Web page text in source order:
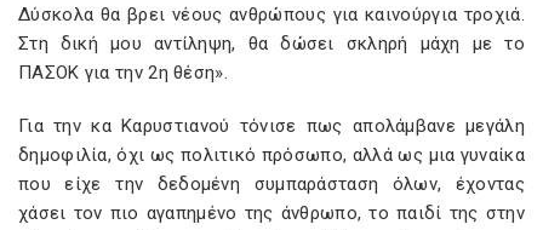
Δύσκολα θα βρει νέους ανθρώπους για καινούργια τροχιά.
Στη δική μου αντίληψη, θα δώσει σκληρή μάχη με το
ΠΑΣΟΚ για την 2η θέση».
Για την κα Καρυστιανού τόνισε πως απολάμβανε μεγάλη
δημοφιλία, όχι ως πολιτικό πρόσωπο, αλλά ως μια γυναίκα
που είχε την δεδομένη συμπαράσταση όλων, έχοντας
χάσει τον πιο αγαπημένο της άνθρωπο, το παιδί της στην